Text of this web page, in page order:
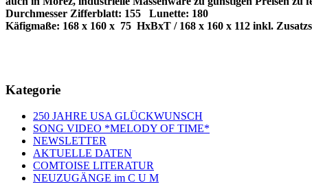
Durchmesser Zifferblatt: 155
Lunette: 180
Käfigmaße: 168 x 160 x 75 HxBxT / 168 x 160 x 112 inkl.
Kategorie
250 JAHRE USA GLÜCKWUNSCH
SONG VIDEO *MELODY OF TIME*
NEWSLETTER
AKTUELLE DATEN
COMTOISE LITERATUR
NEUZUGÄNGE im C U M